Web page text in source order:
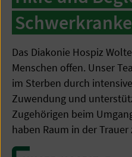
Schwerkranke
Das Diakonie Hospiz
Menschen offen. Unser
im Sterben durch
Zuwendung und
Zugehörigen beim
haben Raum in der